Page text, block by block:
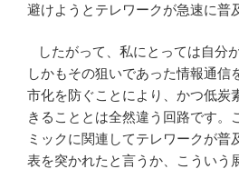
避けようとテレワークが急速に普
したがって、私にとっては自分
しかもその狙いであった情報通信
市化を防ぐことにより、かつ低炭
きることとは全然違う回路です。
ミックに関連してテレワークが普
表を突かれたと言うか、こういう